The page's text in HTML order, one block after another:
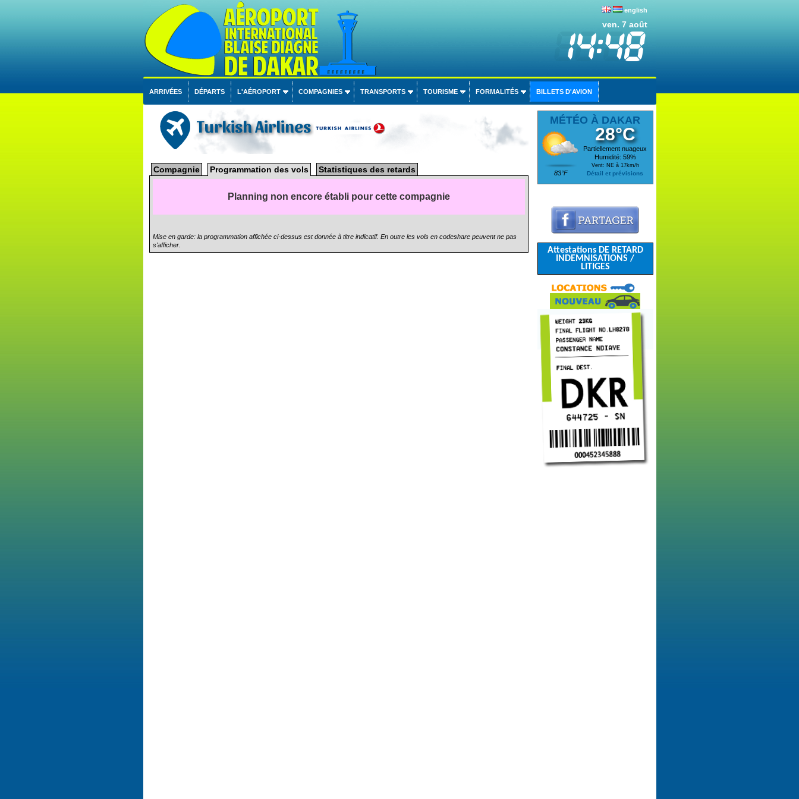
english
ven. 7 août
ARRIVÉES DÉPARTS L'AÉROPORT COMPAGNIES TRANSPORTS TOURISME FORMALITÉS BILLETS D'AVION
Turkish Airlines
Compagnie Programmation des vols Statistiques des retards
Planning non encore établi pour cette compagnie
Mise en garde: la programmation affichée ci-dessus est donnée à titre indicatif. En outre les vols en codeshare peuvent ne pas
s'afficher.
MÉTÉO À DAKAR
83°F
28°C
Partiellement nuageux
Humidité: 59%
Vent: NE à 17km/h
Détail et prévisions
Attestations DE RETARD
INDEMNISATIONS /
LITIGES